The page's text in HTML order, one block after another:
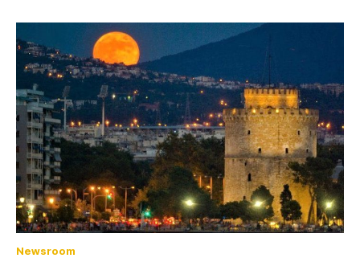
Newsroom